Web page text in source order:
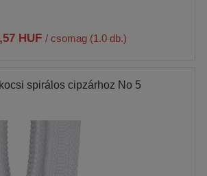
HUF / csomag (1.0 db.)
spirálos cipzárhoz No 5